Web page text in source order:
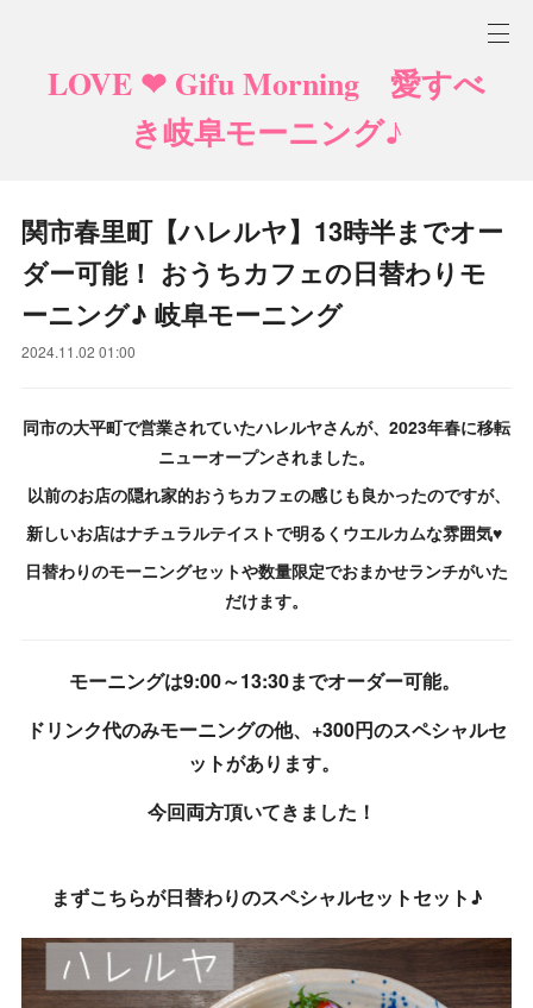
LOVE ❤ Gifu Morning 愛すべ
き岐阜モーニング♪
関市春里町【ハレルヤ】13時半までオー
ダー可能！ おうちカフェの日替わりモ
ーニング♪ 岐阜モーニング
2024.11.02 01:00
同市の大平町で営業されていたハレルヤさんが、2023年春に移転
ニューオープンされました。
以前のお店の隠れ家的おうちカフェの感じも良かったのですが、
新しいお店はナチュラルテイストで明るくウエルカムな雰囲気♥
日替わりのモーニングセットや数量限定でおまかせランチがいた
だけます。
モーニングは9:00～13:30までオーダー可能。
ドリンク代のみモーニングの他、+300円のスペシャルセ
ットがあります。
今回両方頂いてきました！
まずこちらが日替わりのスペシャルセットセット♪